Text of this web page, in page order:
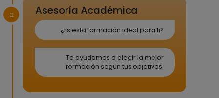
2 Asesoría Académica
¿Es esta formación ideal para ti?
Te ayudamos a elegir la mejor
formación según tus objetivos.